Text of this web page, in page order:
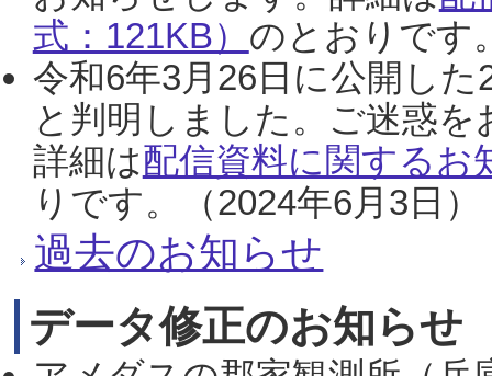
式：121KB） のとおりです
令和6年3月26日に公開し
と判明しました。ご迷惑
詳細は配信資料に関するお
りです。（2024年6月3日）
過去のお知らせ
データ修正のお知らせ